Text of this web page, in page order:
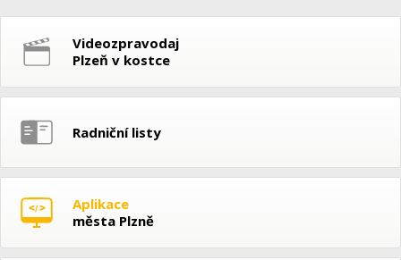
Videozpravodaj
Plzeň v kostce
Radniční listy
Aplikace
města Plzně